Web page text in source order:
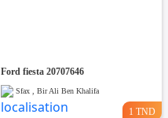
Ford fiesta 20707646
Sfax , Bir Ali Ben Khalifa
1 TND